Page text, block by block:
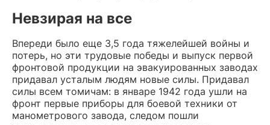
Невзирая на все
Впереди было еще 3,5 года тяжелейшей войны и
потерь, но эти трудовые победы и выпуск первой
фронтовой продукции на эвакуированных заводах
придавал усталым людям новые силы. Придавал
силы всем томичам: в январе 1942 года ушли на
фронт первые приборы для боевой техники от
манометрового завода, следом пошли